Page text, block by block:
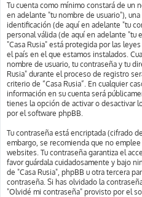
Tu cuenta como mínimo constará de un
en adelante "tu nombre de usuario"),
identificación (de aquí en adelante "tu
personal válida (de aquí en adelante "tu
"Casa Rusia" está protegida por las
el país en el que estamos instalados.
nombre de usuario, tu contraseña y tu
Rusia" durante el proceso de registro
criterio de “Casa Rusia”. En cualquier
información en su cuenta será
tienes la opción de activar o desactivar
por el software phpBB.
Tu contraseña está encriptada (cifrado
embargo, se recomienda que no
websites. Tu contraseña garantiza el
favor guárdala cuidadosamente y bajo
de "Casa Rusia", phpBB u otra tercera
contraseña. Si has olvidado la
"Olvidé mi contraseña" provisto por el